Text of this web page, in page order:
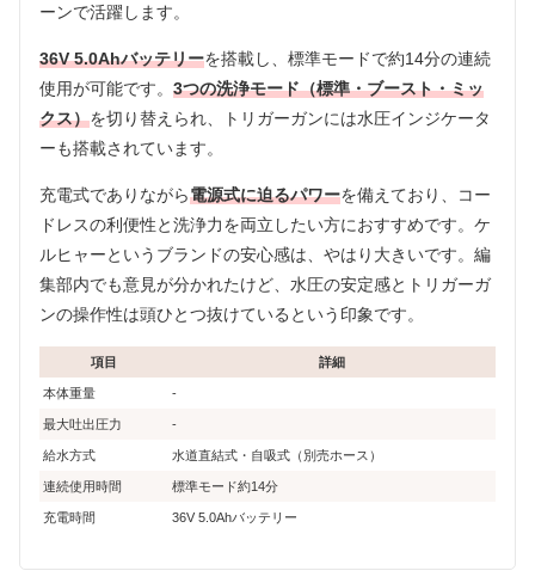
ーンで活躍します。
36V 5.0Ahバッテリーを搭載し、標準モードで約14分の連続
使用が可能です。 3つの洗浄モード（標準・ブースト・ミッ
クス）を切り替えられ、トリガーガンには水圧インジケータ
ーも搭載されています。
充電式でありながら電源式に迫るパワーを備えており、コー
ドレスの利便性と洗浄力を両立したい方におすすめです。ケ
ルヒャーというブランドの安心感は、やはり大きいです。編
集部内でも意見が分かれたけど、水圧の安定感とトリガーガ
ンの操作性は頭ひとつ抜けているという印象です。
項目 詳細
本体重量 -
最大吐出圧力 -
給水方式 水道直結式・自吸式（別売ホース）
連続使用時間 標準モード約14分
充電時間 36V 5.0Ahバッテリー